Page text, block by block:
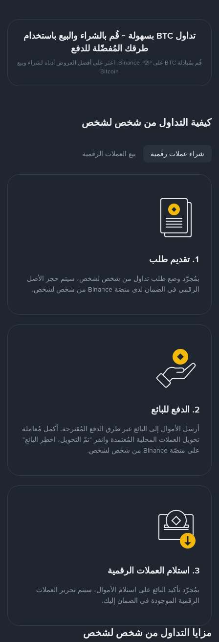
تداول BTC بسهولة - قُم بالشراء والبيع باستخدام
طرقك المُفضّلة للدفع
قُم بمُبادلة BTC على Binance P2P. اعثر على أفضل العروض أدناه لشراء وبيع
Bitcoin
كيفية التداول من شخص لشخص
شراء عملات رقمية بيع العملات الرقمية
1. تقديم طلب
بمُجرّد وضع طلب تداول من شخص لشخص، سيتم حجز الأصل
الرقمي في الضمان لدى منصّة Binance من شخص لشخص.
2. الدفع للبائع
أرسل الأموال إلى البائع عبر طرق الدفع المُقترحة. أكمل مُعاملة
تحويل العملات المحلية المُعتمدة وانقر "تمّ التحويل، اخطِر البائع"
على منصّة Binance من شخص لشخص.
3. استلام العملات الرقمية
بمُجرّد تأكيد البائع على استلام الأموال، سيتم تحرير العملات
الرقمية الموجودة في الضمان إليك.
مزايا التداول من شخص لشخص